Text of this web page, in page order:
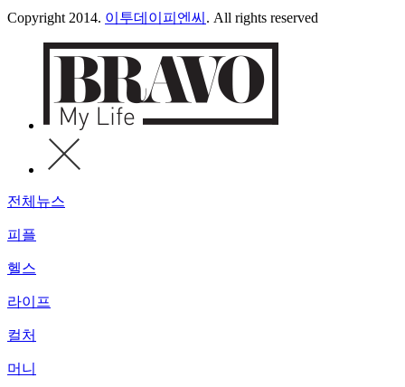
Copyright 2014. 이투데이피엔씨 . All rights reserved
전체뉴스
피플
헬스
라이프
컬처
머니